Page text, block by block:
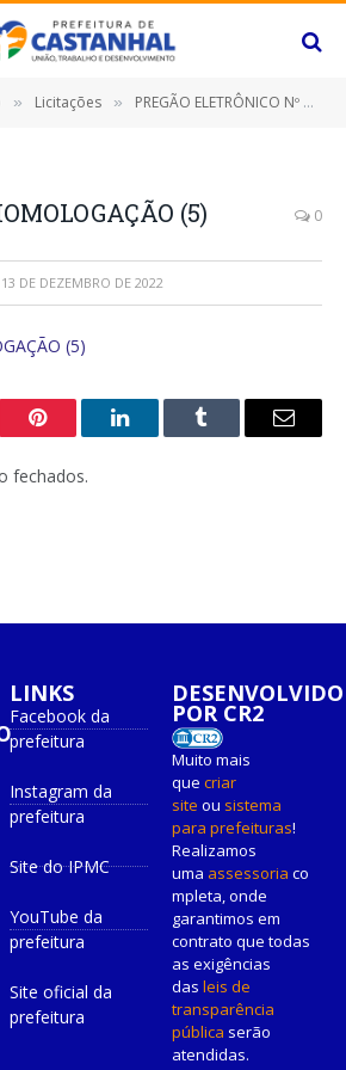
» Licitações » PREGÃO ELETRÔNICO Nº 077/2022-SRP (CONTRATAÇÃO DE EMPRESA ESPECIALIZADA NO FORNECIMENTO DE ROÇADEIRA, EQUIPAMENTOS, FERRAMENTAS E PEÇAS DE ROÇAGEM E AFINS)
(5) 0
13 DE DEZEMBRO DE 2022
(5)
Pinterest O
Tumblr
E-
fechados.
LINKS
Facebook da
prefeitura
Instagram da
prefeitura
Site do IPMC
YouTube da
prefeitura
Site oficial da
prefeitura
DESENVOLVIDO
POR CR2
Muito mais
que criar
site ou sistema
para prefeituras!
Realizamos
uma assessoria co
mpleta, onde
garantimos em
contrato que todas
as exigências
das leis de
transparência
pública serão
atendidas.